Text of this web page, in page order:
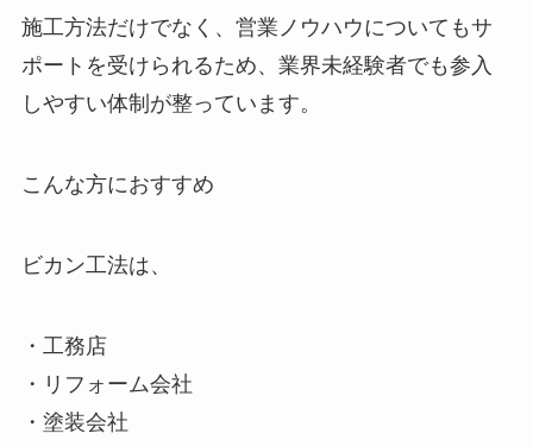
施工方法だけでなく、営業ノウハウについてもサ
ポートを受けられるため、業界未経験者でも参入
しやすい体制が整っています。
こんな方におすすめ
ビカン工法は、
・工務店
・リフォーム会社
・塗装会社